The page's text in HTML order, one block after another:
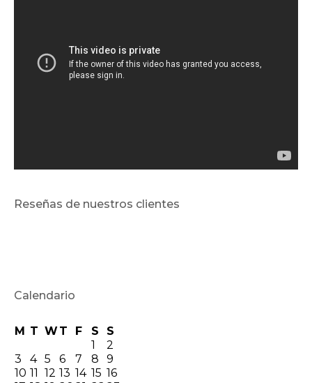
Reseñas de nuestros clientes
Calendario
M T WT F S
S
1
2
3
4 5 6 7 8
9
10 11 12 13 14 15 16